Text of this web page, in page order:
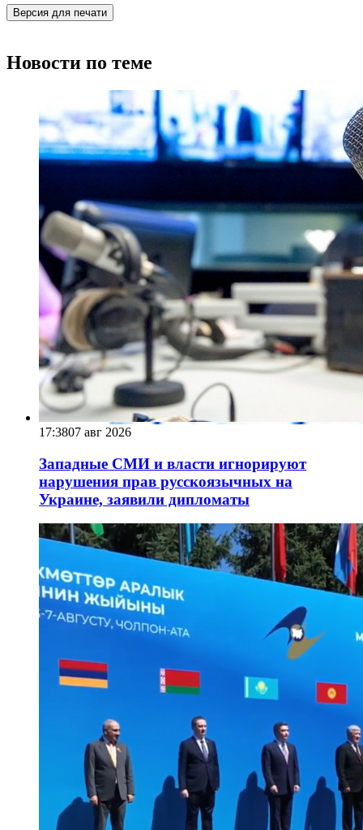
Версия для печати
Новости по теме
17:3807 авг 2026
Западные СМИ и власти игнорируют
нарушения прав русскоязычных на
Украине, заявили дипломаты